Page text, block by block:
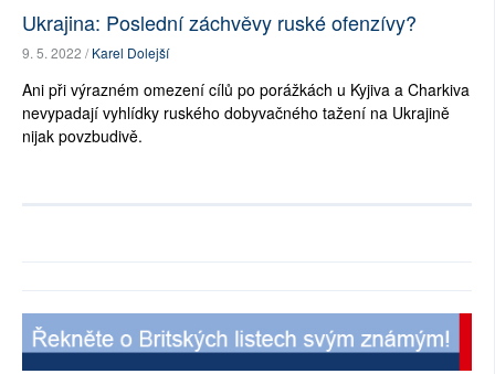
Ukrajina: Poslední záchvěvy ruské ofenzívy?
9. 5. 2022 /Karel Dolejší
Ani při výrazném omezení cílů po porážkách u Kyjiva a Charkiva
nevypadají vyhlídky ruského dobyvačného tažení na Ukrajině
nijak povzbudivě.